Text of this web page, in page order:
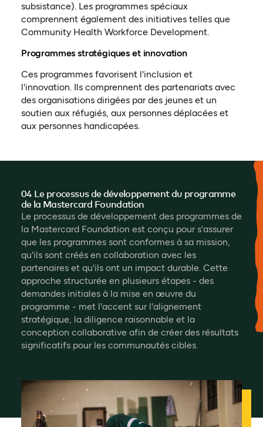
subsistance). Les programmes spéciaux
comprennent également des initiatives telles que
Community Health Workforce Development.
Programmes stratégiques et innovation
Ces programmes favorisent l'inclusion et
l'innovation. Ils comprennent des partenariats avec
des organisations dirigées par des jeunes et un
soutien aux réfugiés, aux personnes déplacées et
aux personnes handicapées.
04 Le processus de développement du programme
de la Mastercard Foundation
Le processus de développement des programmes de
la Mastercard Foundation est conçu pour s'assurer
que les programmes sont conformes à sa mission,
qu'ils sont créés en collaboration avec les
partenaires et qu'ils ont un impact durable. Cette
approche structurée en plusieurs étapes - des
demandes initiales à la mise en œuvre du
programme - met l'accent sur l'alignement
stratégique, la diligence raisonnable et la
conception collaborative afin de créer des résultats
significatifs pour les communautés cibles.